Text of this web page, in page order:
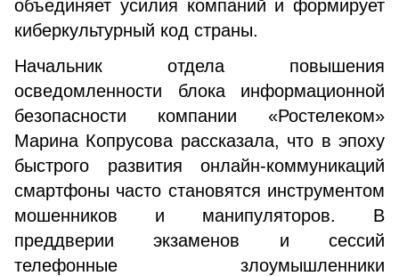
объединяет усилия компаний и формирует
киберкультурный код страны.
Начальник отдела повышения
осведомленности блока информационной
безопасности компании «Ростелеком»
Марина Копрусова рассказала, что в эпоху
быстрого развития онлайн-коммуникаций
смартфоны часто становятся инструментом
мошенников и манипуляторов. В
преддверии экзаменов и сессий
телефонные злоумышленники